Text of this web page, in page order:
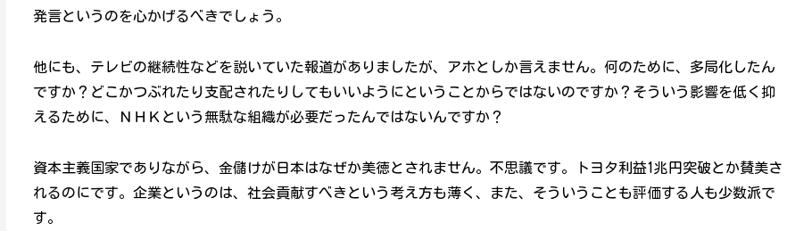
発言というのを心かげるべきでしょう。
他にも、テレビの継続性などを説いていた報道がありましたが、アホとしか言えません。何のために、多局化したん
ですか？どこかつぶれたり支配されたりしてもいいようにということからではないのですか？そういう影響を低く抑
えるために、ＮＨＫという無駄な組織が必要だったんではないんですか？
資本主義国家でありながら、金儲けが日本はなぜか美徳とされません。不思議です。トヨタ利益1兆円突破とか賛美さ
れるのにです。企業というのは、社会貢献すべきという考え方も薄く、また、そういうことも評価する人も少数派で
す。